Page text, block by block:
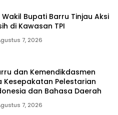
Bupati Barru Tinjau Aksi
di Kawasan TPI
7, 2026
dan Kemendikdasmen
Kesepakatan Pelestarian
dan Bahasa Daerah
7, 2026